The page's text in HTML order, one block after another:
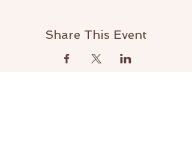
Share This Event